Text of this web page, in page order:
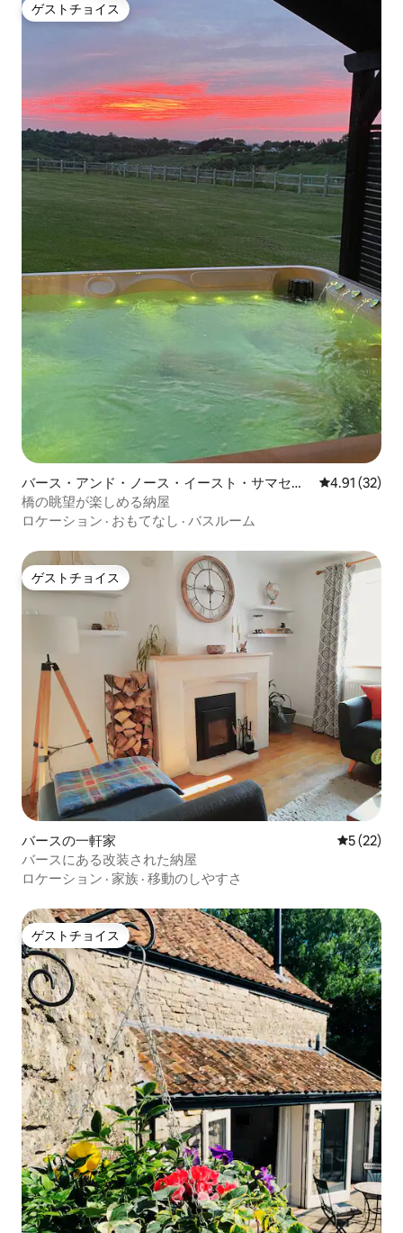
ゲストチョイス
ゲストチョイス
バース・アンド・ノース・イースト・サマセッ
トの納屋
レビュー32
4.91 (32)
橋の眺望が楽しめる納屋
ロケーション · おもてなし · バスルーム
ゲストチョイス
ゲストチョイス
バースの一軒家 レビュー
5 (22)
バースにある改装された納屋
ロケーション · 家族 · 移動のしやすさ
ゲストチョイス
ゲストチョイス